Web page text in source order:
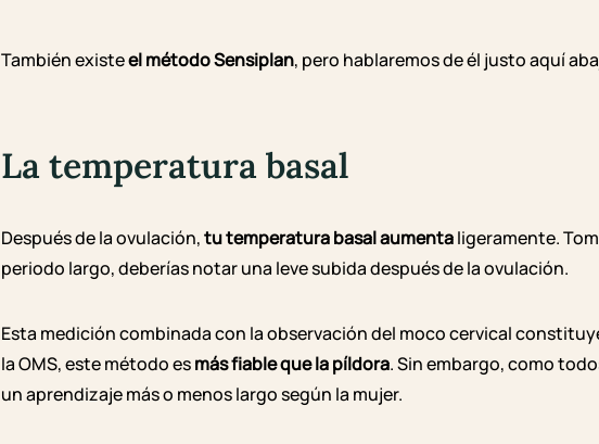
También existeel método Sensiplan, pero hablaremos de él justo aquí
La temperatura basal
Después de la ovulación,tu temperatura basal aumentaligeramente.
periodo largo, deberías notar una leve subida después de la ovulación.
Esta medición combinada con la observación del moco cervical
la OMS, este método esmás fiable que la píldora. Sin embargo, como
un aprendizaje más o menos largo según la mujer.